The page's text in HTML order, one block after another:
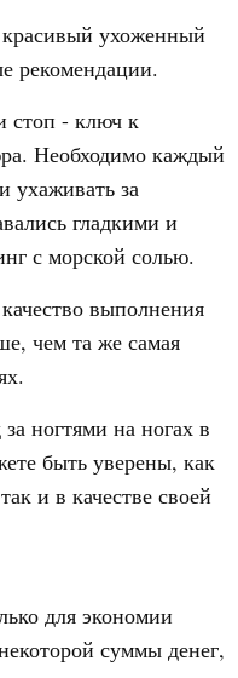
ухоженный
рекомендации.
стоп - ключ к
Необходимо каждый
ухаживать за
гладкими и
с морской солью.
выполнения
чем та же самая
ногтями на ногах в
быть уверены, как
и в качестве своей
для экономии
суммы денег,